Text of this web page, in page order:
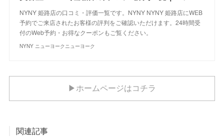
NYNY 姫路店の口コミ・評価一覧です。NYNY NYNY 姫路店にWEB
予約でご来店されたお客様の評判をご確認いただけます。24時間受
付のWeb予約・お得なクーポンもご覧ください。
NYNY ニューヨークニューヨーク
▶ホームページはコチラ
関連記事